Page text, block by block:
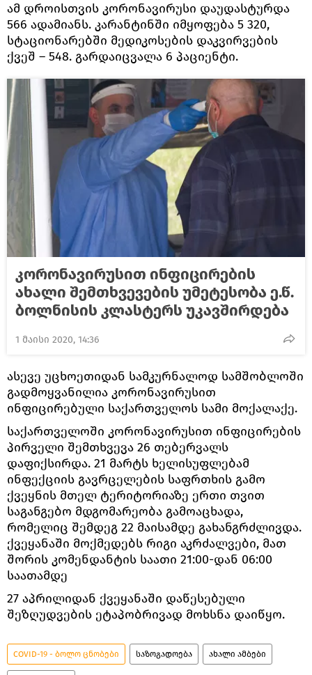
ამ დროისთვის კორონავირუსი დაუდასტურდა
566 ადამიანს. კარანტინში იმყოფება 5 320,
სტაციონარებში მედიკოსების დაკვირვების
ქვეშ – 548. გარდაიცვალა 6 პაციენტი.
კორონავირუსით ინფიცირების
ახალი შემთხვევების უმეტესობა ე.წ.
ბოლნისის კლასტერს უკავშირდება
1 მაისი 2020, 14:36
ასევე უცხოეთიდან სამკურნალოდ სამშობლოში
გადმოყვანილია კორონავირუსით
ინფიცირებული საქართველოს სამი მოქალაქე.
საქართველოში კორონავირუსით ინფიცირების
პირველი შემთხვევა 26 თებერვალს
დაფიქსირდა. 21 მარტს ხელისუფლებამ
ინფექციის გავრცელების საფრთხის გამო
ქვეყნის მთელ ტერიტორიაზე ერთი თვით
საგანგებო მდგომარეობა გამოაცხადა,
რომელიც შემდეგ 22 მაისამდე გახანგრძლივდა.
ქვეყანაში მოქმედებს რიგი აკრძალვები, მათ
შორის კომენდანტის საათი 21:00-დან 06:00
საათამდე
27 აპრილიდან ქვეყანაში დაწესებული
შეზღუდვების ეტაპობრივად მოხსნა დაიწყო.
COVID-19 - ბოლო ცნობები საზოგადოება ახალი ამბები